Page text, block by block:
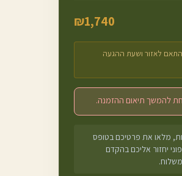
₪1,740
לאזור ושעת ההגעה
להמשך תיאום ההזמנה.
מלאו את פרטיכם בטופס
יחזור אליכם בהקדם